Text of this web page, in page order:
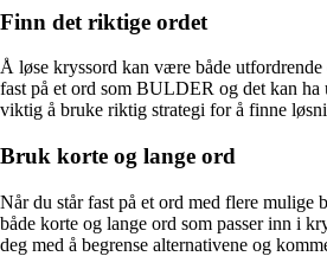
Finn det riktige ordet
Å løse kryssord kan være både
fast på et ord som BULDER og det kan ha
viktig å bruke riktig strategi for å finne
Bruk korte og lange ord
Når du står fast på et ord med flere mulige
både korte og lange ord som passer inn i
deg med å begrense alternativene og